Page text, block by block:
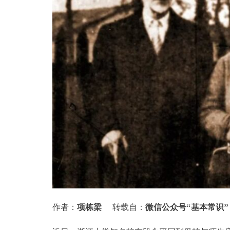
作者： 项栋梁 转载自： 微信公众号“基本常识”